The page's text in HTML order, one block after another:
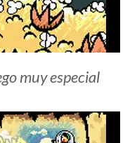
muy especial